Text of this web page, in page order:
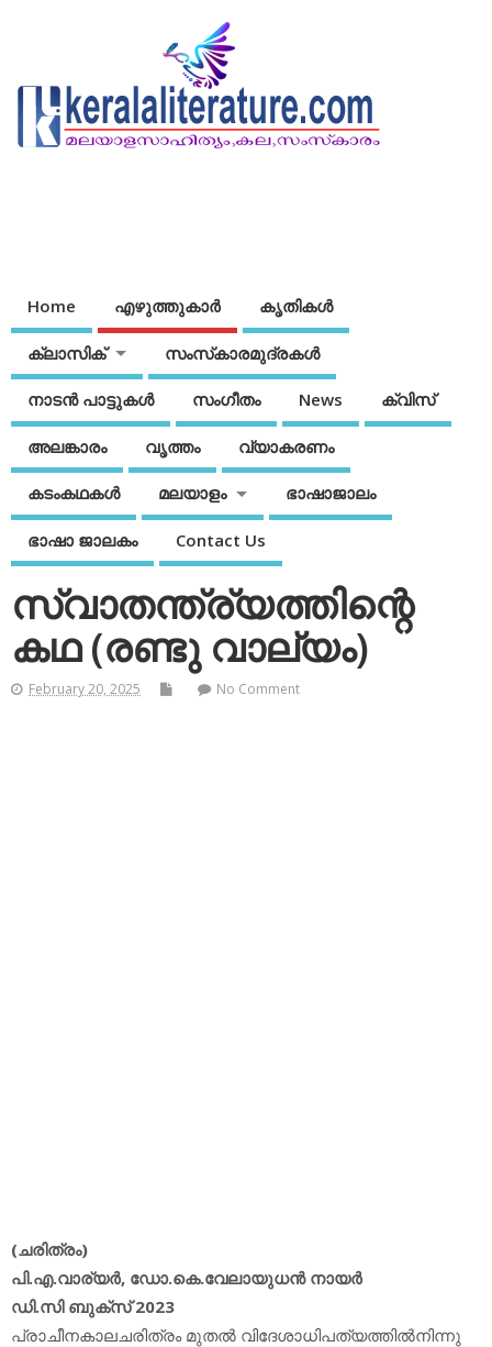
Home എഴുത്തുകാര്‍ കൃതികൾ
ക്ലാസിക് സംസ്‌കാരമുദ്രകള്‍
നാടന്‍ പാട്ടുകള്‍ സംഗീതം News ക്വിസ്
അലങ്കാരം വൃത്തം വ്യാകരണം
കടംകഥകള്‍ മലയാളം ഭാഷാജാലം
ഭാഷാ ജാലകം Contact Us
സ്വാതന്ത്ര്യത്തിന്റെ
കഥ (രണ്ടു വാല്യം)
February 20, 2025 No Comment
(ചരിത്രം)
പി.എ.വാര്യര്‍, ഡോ.കെ.വേലായുധന്‍ നായര്‍
ഡി.സി ബുക്‌സ് 2023
പ്രാചീനകാലചരിത്രം മുതല്‍ വിദേശാധിപത്യത്തില്‍നിന്നു